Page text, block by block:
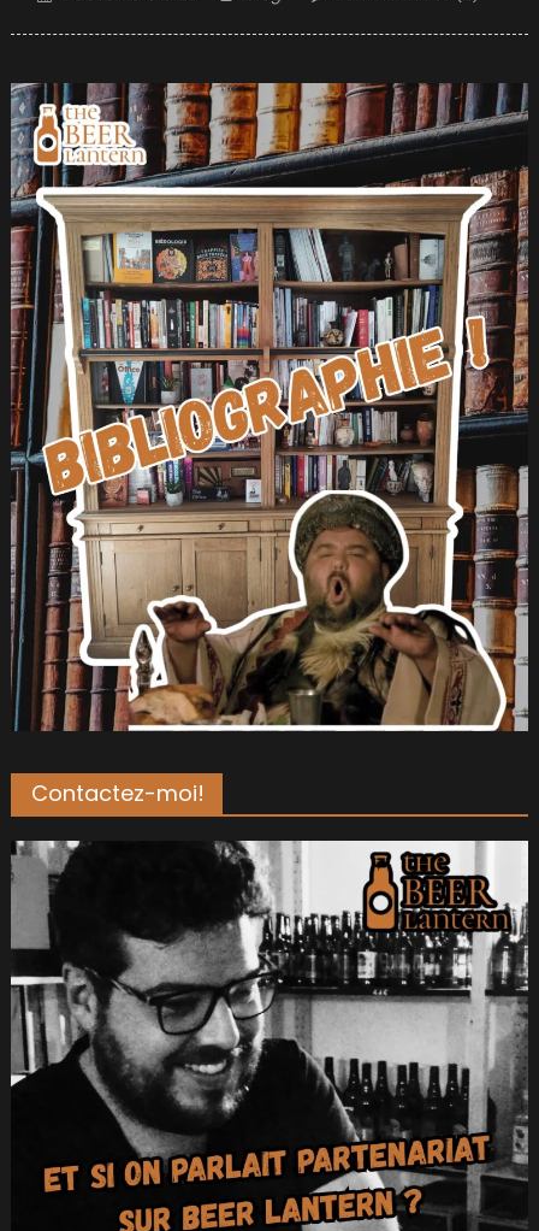
Contactez-moi!